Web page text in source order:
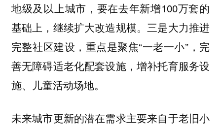
地级及以上城市，要在去年新增100万套的
基础上，继续扩大改造规模。三是大力推进
完整社区建设，重点是聚焦“一老一小”，完
善无障碍适老化配套设施，增补托育服务设
施、儿童活动场地。
未来城市更新的潜在需求主要来自于老旧小